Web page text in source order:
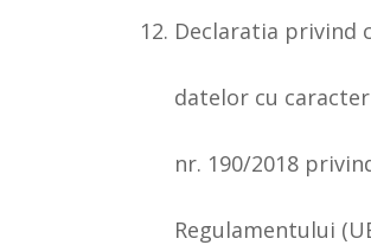
Declaratia privind
datelor cu
nr. 190/2018
Regulamentului